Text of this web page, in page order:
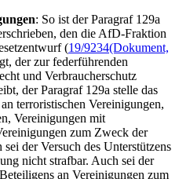
: So ist der Paragraf 129a
den die AfD-Fraktion
(19/9234(Dokument,
der zur federführenden
und Verbraucherschutz
der Paragraf 129a stelle das
terroristischen Vereinigungen,
Vereinigungen mit
zum Zweck der
der Versuch des Unterstützens
nicht strafbar. Auch sei der
an Vereinigungen zum